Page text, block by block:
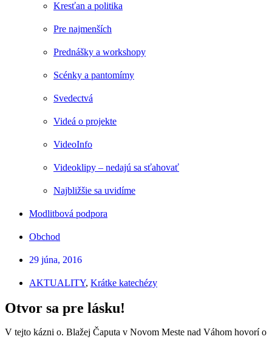
Kresťan a politika
Pre najmenších
Prednášky a workshopy
Scénky a pantomímy
Svedectvá
Videá o projekte
VideoInfo
Videoklipy – nedajú sa sťahovať
Najbližšie sa uvidíme
Modlitbová podpora
Obchod
29 júna, 2016
AKTUALITY, Krátke katechézy
Otvor sa pre lásku!
V tejto kázni o. Blažej Čaputa v Novom Meste nad Váhom hovorí o